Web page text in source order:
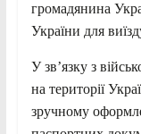
громадянина
України для
У зв’язку з
на території
зручному